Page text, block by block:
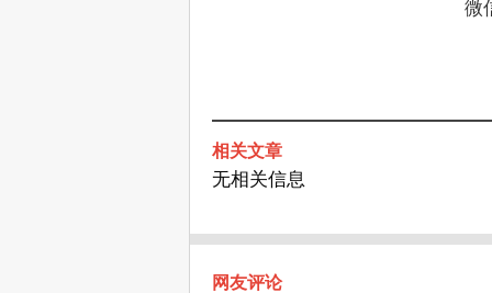
微
相关文章
无相关信息
网友评论